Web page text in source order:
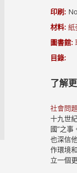
印刷:
材料: 紙
圖書館:
目錄:
了解
社會問
十九世
國”之事
也深信
作環境
立一個